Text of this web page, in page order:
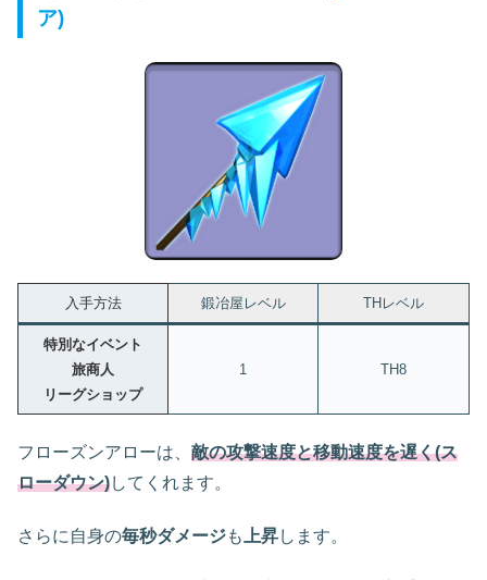
ア)
入手方法 鍛冶屋レベル THレベル
特別なイベント
旅商人
リーグショップ
1 TH8
フローズンアローは、 敵の攻撃速度と移動速度を遅く(ス
ローダウン)してくれます。
さらに自身の毎秒ダメージも 上昇します。